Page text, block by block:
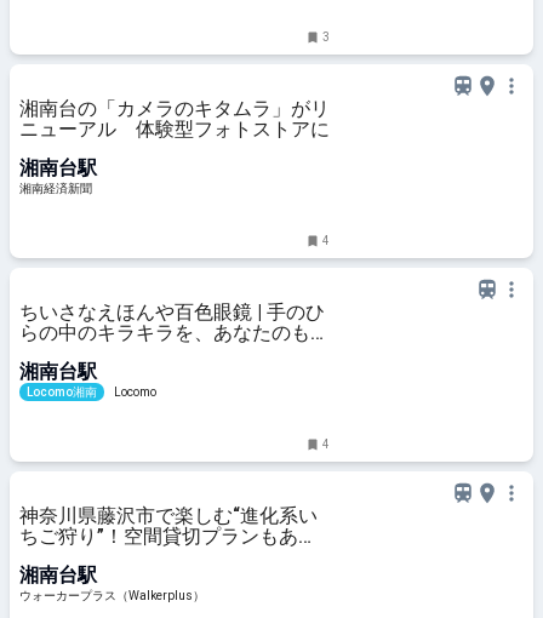
3
湘南台の「カメラのキタムラ」がリ
ニューアル 体験型フォトストアに
湘南台駅
湘南経済新聞
4
ちいさなえほんや百色眼鏡 | 手のひ
らの中のキラキラを、あなたのもと
や百色眼鏡」 | 湘南の地域メディア
Locomo
湘南台駅
Locomo湘南 Locomo
4
神奈川県藤沢市で楽しむ“進化系い
ちご狩り”！空間貸切プランもある
(湘南農場)」へ｜ウォーカープラス
湘南台駅
ウォーカープラス（Walkerplus）